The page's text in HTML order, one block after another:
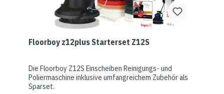
Floorboy z12plus Starterset Z12S
Die Floorboy Z12S Einscheiben Reinigungs- und
Poliermaschine inklusive umfangreichem Zubehör als
Sparset.